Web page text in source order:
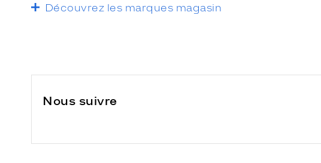
Découvrez les marques magasin
Nous suivre